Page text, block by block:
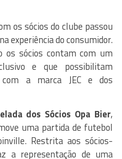
os sócios do clube passou
experiência do consumidor.
os sócios contam com um
e que possibilitam
com a marca JEC e dos
dos Sócios Opa Bier,
uma partida de futebol
Restrita aos sócios-
a representação de uma